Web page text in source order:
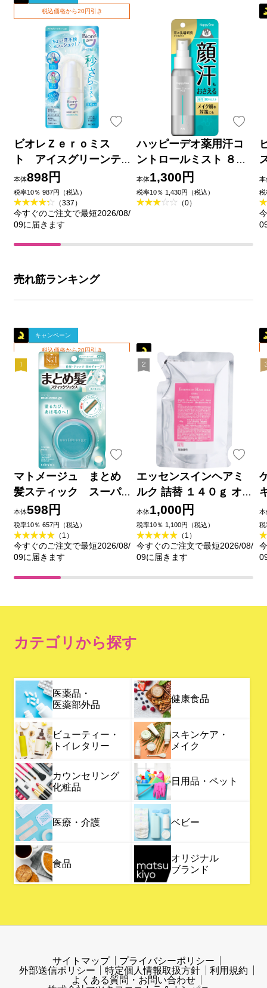
税込価格から20円引き
ビオレＺｅｒｏミス
ト アイスグリーンテ
ィーの香り ６０ｍＬ 花
王
本体898円
税率10％ 987円（税込）
（337）
今すぐのご注文で最短2026/08/
09に届きます
ハッピーデオ薬用汗コ
ントロールミスト ８０
ｍｌ マンダム (医薬部外
品)
本体1,300円
税率10％ 1,430円（税込）
（0）
本
税
売れ筋ランキング
キャンペーン
税込価格から20円引き
マトメージュ まとめ
髪スティック スーパ
ーホールド １３ｇ ウテ
ナ
本体598円
税率10％ 657円（税込）
（1）
今すぐのご注文で最短2026/08/
09に届きます
エッセンスインヘアミ
ルク 詰替 １４０ｇ オル
ビス
本体1,000円
税率10％ 1,100円（税込）
（1）
今すぐのご注文で最短2026/08/
09に届きます
本
税
カテゴリから探す
医薬品・
医薬部外品
健康食品
ビューティー・
トイレタリー
スキンケア・
メイク
カウンセリング
化粧品
日用品・ペット
医療・介護 ベビー
食品
オリジナル
ブランド
サイトマップ
プライバシーポリシー
外部送信ポリシー
特定個人情報取扱方針
利用規約
よくある質問・お問い合わせ